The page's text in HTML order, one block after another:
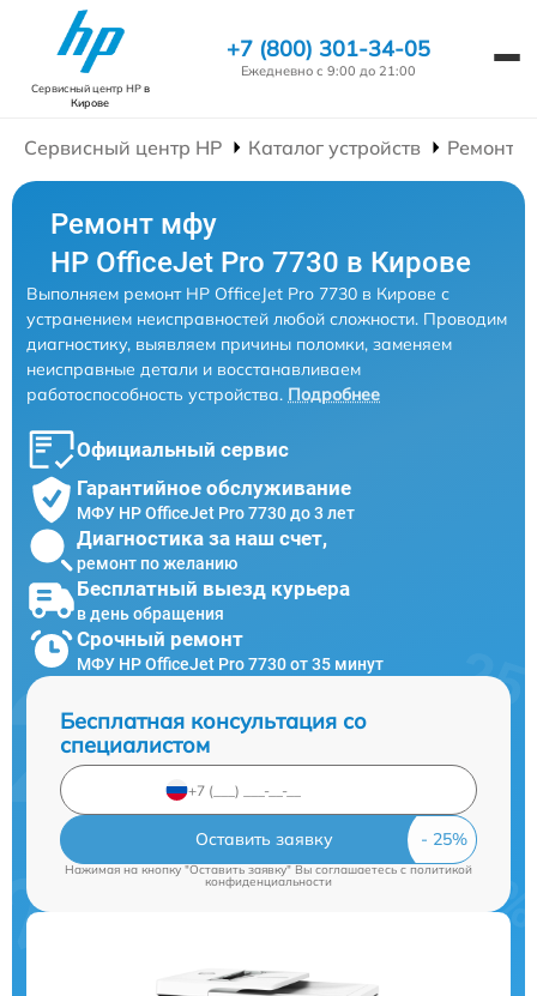
Сервисный центр HPв
Кирове
+7 (800) 301-34-05
Ежедневно с 9:00 до 21:00
Сервисный центр HP Каталог устройств Ремонт
Ремонт мфу
HP OfficeJet Pro 7730 в Кирове
Выполняем ремонт HP OfficeJet Pro 7730 в Кирове с
устранением неисправностей любой сложности. Проводим
диагностику, выявляем причины поломки, заменяем
неисправные детали и восстанавливаем
работоспособность устройства. Подробнее
Официальный сервис
Гарантийное обслуживание
МФУ HP OfficeJet Pro 7730 до 3 лет
Диагностика за наш счет,
ремонт по желанию
Бесплатный выезд курьера
в день обращения
Срочный ремонт
МФУ HP OfficeJet Pro 7730 от 35 минут
Бесплатная консультация со
специалистом
Оставить заявку
Нажимая на кнопку "Оставить заявку" Вы соглашаетесь cполитикой
конфиденциальности